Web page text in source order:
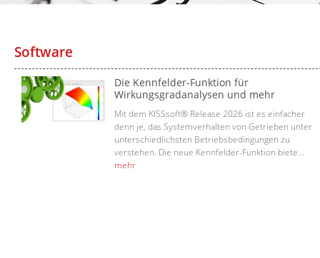
Software
Die Kennfelder-Funktion für
Wirkungsgradanalysen und mehr
Mit dem KISSsoft® Release 2026 ist es einfacher
denn je, das Systemverhalten von Getrieben unter
unterschiedlichsten Betriebsbedingungen zu
verstehen. Die neue Kennfelder-Funktion biete...
mehr